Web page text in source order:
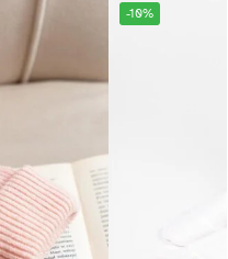
-10%